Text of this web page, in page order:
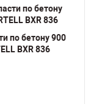
по бетону 900
BXR 836